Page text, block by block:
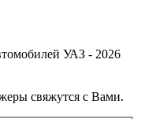
УАЗ - 2026
свяжутся с Вами.